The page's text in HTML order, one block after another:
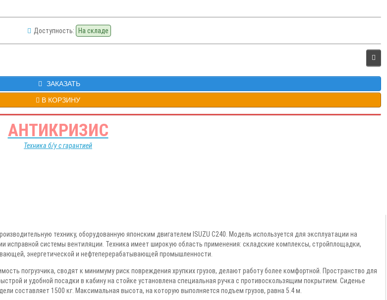
Доступность: На складе
ЗАКАЗАТЬ
В КОРЗИНУ
АНТИКРИЗИС
Техника б/у с гарантией
технику, оборудованную японским двигателем ISUZU C240. Модель используется для эксплуатации на
исправной системы вентиляции. Техника имеет широкую область применения: складские комплексы, стройплощадки,
энергетической и нефтеперерабатывающей промышленности.
погрузчика, сводят к минимуму риск повреждения хрупких грузов, делают работу более комфортной. Пространство для
и удобной посадки в кабину на стойке установлена специальная ручка с противоскользящим покрытием. Сиденье
составляет 1500 кг. Максимальная высота, на которую выполняется подъем грузов, равна 5.4 м.